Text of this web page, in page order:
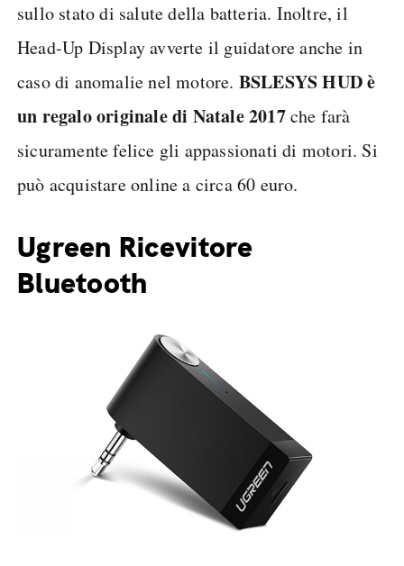
sullo stato di salute della batteria. Inoltre, il
Head-Up Display avverte il guidatore anche in
caso di anomalie nel motore. BSLESYS HUD è
un regalo originale di Natale 2017che farà
sicuramente felice gli appassionati di motori. Si
può acquistare online a circa 60 euro.
Ugreen Ricevitore
Bluetooth